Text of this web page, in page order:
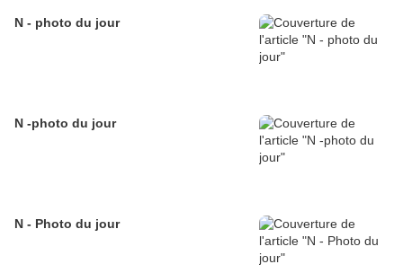
N - photo du jour
N -photo du jour
N - Photo du jour